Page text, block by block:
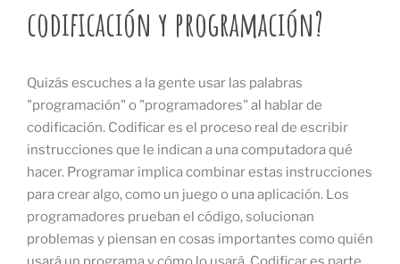
codificación y programación?
Quizás escuches a la gente usar las palabras
"programación" o "programadores" al hablar de
codificación. Codificar es el proceso real de escribir
instrucciones que le indican a una computadora qué
hacer. Programar implica combinar estas instrucciones
para crear algo, como un juego o una aplicación. Los
programadores prueban el código, solucionan
problemas y piensan en cosas importantes como quién